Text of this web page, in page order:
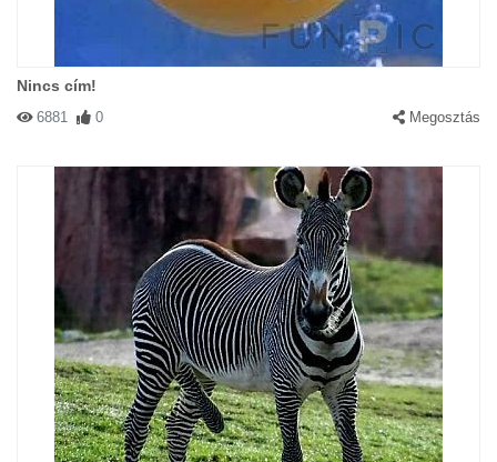
Nincs cím!
6881 0 Megosztás